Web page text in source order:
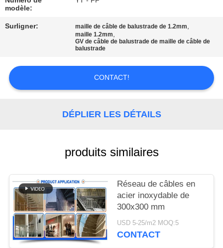
NOUS
NOUVELLES
DEMANDEZ
UNE
CITATION
SITE
POLITIQUE
DE
CONFIDENTIALITÉ
modèle:
Surligner: maille de câble de balustrade de 1.2mm,
maille 1.2mm,
GV de câble de balustrade de maille de câble de
balustrade
CONTACT!
DÉPLIER LES DÉTAILS
produits similaires
Réseau de câbles en
acier inoxydable de
300x300 mm
USD 5-25/m2 MOQ:5
CONTACT